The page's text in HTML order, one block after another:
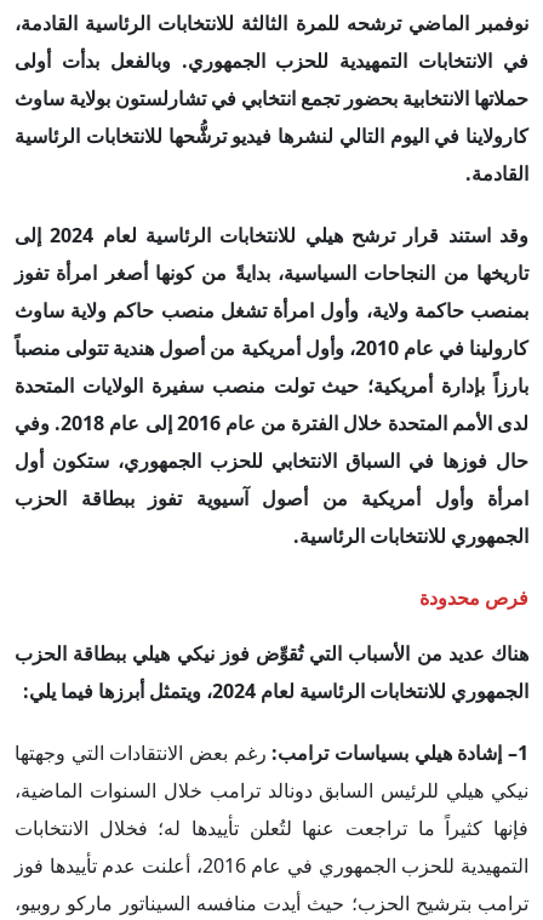
نوفمبر الماضي ترشحه للمرة الثالثة للانتخابات الرئاسية القادمة،
في الانتخابات التمهيدية للحزب الجمهوري. وبالفعل بدأت أولى
حملاتها الانتخابية بحضور تجمع انتخابي في تشارلستون بولاية ساوث
كارولاينا في اليوم التالي لنشرها فيديو ترشُّحها للانتخابات الرئاسية
القادمة.
وقد استند قرار ترشح هيلي للانتخابات الرئاسية لعام 2024 إلى
تاريخها من النجاحات السياسية، بدايةً من كونها أصغر امرأة تفوز
بمنصب حاكمة ولاية، وأول امرأة تشغل منصب حاكم ولاية ساوث
كارولينا في عام 2010، وأول أمريكية من أصول هندية تتولى منصباً
بارزاً بإدارة أمريكية؛ حيث تولت منصب سفيرة الولايات المتحدة
لدى الأمم المتحدة خلال الفترة من عام 2016 إلى عام 2018. وفي
حال فوزها في السباق الانتخابي للحزب الجمهوري، ستكون أول
امرأة وأول أمريكية من أصول آسيوية تفوز ببطاقة الحزب
الجمهوري للانتخابات الرئاسية.
فرص محدودة
هناك عديد من الأسباب التي تُقوِّض فوز نيكي هيلي ببطاقة الحزب
الجمهوري للانتخابات الرئاسية لعام 2024، ويتمثل أبرزها فيما يلي:
1– إشادة هيلي بسياسات ترامب: رغم بعض الانتقادات التي وجهتها
نيكي هيلي للرئيس السابق دونالد ترامب خلال السنوات الماضية،
فإنها كثيراً ما تراجعت عنها لتُعلن تأييدها له؛ فخلال الانتخابات
التمهيدية للحزب الجمهوري في عام 2016، أعلنت عدم تأييدها فوز
ترامب بترشيح الحزب؛ حيث أيدت منافسه السيناتور ماركو روبيو،